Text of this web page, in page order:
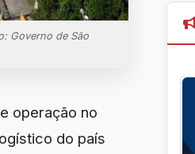
Governo de São
operação no
do país